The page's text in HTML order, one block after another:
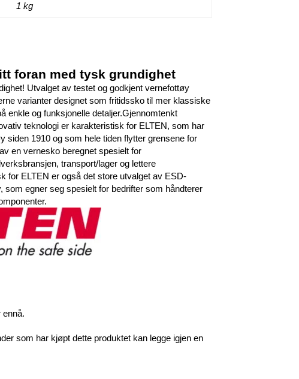
1 kg
foran med tysk grundighet
Utvalget av testet og godkjent vernefottøy
varianter designet som fritidssko til mer klassiske
enkle og funksjonelle detaljer.Gjennomtenkt
teknologi er karakteristisk for ELTEN, som har
siden 1910 og som hele tiden flytter grensene for
en vernesko beregnet spesielt for
transport/lager og lettere
for ELTEN er også det store utvalget av ESD-
som egner seg spesielt for bedrifter som håndterer
ennå.
som har kjøpt dette produktet kan legge igjen en